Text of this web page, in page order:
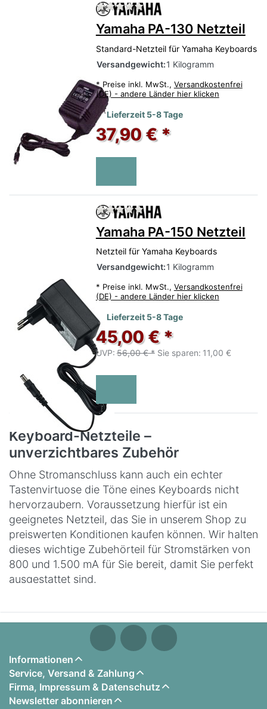
Zu diesem Produkt liegen
Yamaha PA-130 Netzteil
Standard-Netzteil für Yamaha Keyboards
Versandgewicht:1 Kilogramm
* Preise inkl. MwSt., Versandkostenfrei
(DE) - andere Länder hier klicken
Lieferzeit 5-8 Tage
37,90 € *
Zu diesem Produkt liegen
Yamaha PA-150 Netzteil
Netzteil für Yamaha Keyboards
Versandgewicht:1 Kilogramm
* Preise inkl. MwSt., Versandkostenfrei
(DE) - andere Länder hier klicken
Lieferzeit 5-8 Tage
45,00 € *
UVP: 56,00 € * Sie sparen: 11,00 €
Keyboard-Netzteile –
unverzichtbares Zubehör
Ohne Stromanschluss kann auch ein echter
Tastenvirtuose die Töne eines Keyboards nicht
hervorzaubern. Voraussetzung hierfür ist ein
geeignetes Netzteil, das Sie in unserem Shop zu
preiswerten Konditionen kaufen können. Wir halten
dieses wichtige Zubehörteil für Stromstärken von
800 und 1.500 mA für Sie bereit, damit Sie perfekt
ausgestattet sind.
Ausgangsspannung von 12 Volt (Gleichstrom).
Auch Standard-Modelle, die ebenso für 230 Volt
Wechselstrom verwendet werden können, führen
wir im Portfolio. Wir liefern Ihnen Netzgeräte für
Yamaha Keyboards, die eine tadellose
Informationen
Service, Versand & Zahlung
Firma, Impressum & Datenschutz
Newsletter abonnieren